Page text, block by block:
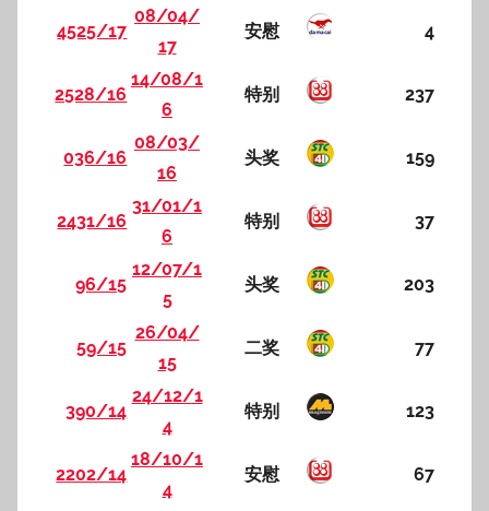
4525/17
08/04/
17
安慰 4
2528/16
14/08/1
6
特别 237
036/16
08/03/
16
头奖 159
2431/16
31/01/1
6
特别 37
96/15
12/07/1
5
头奖 203
59/15
26/04/
15
二奖 77
390/14
24/12/1
4
特别 123
2202/14
18/10/1
4
安慰 67